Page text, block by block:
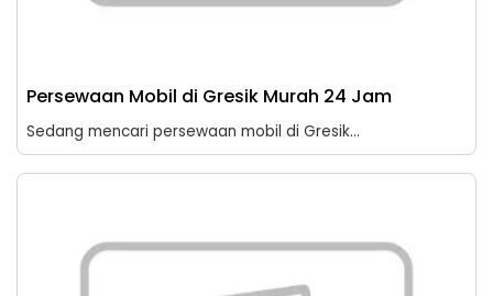
Persewaan Mobil di Gresik Murah 24 Jam
Sedang mencari persewaan mobil di Gresik...